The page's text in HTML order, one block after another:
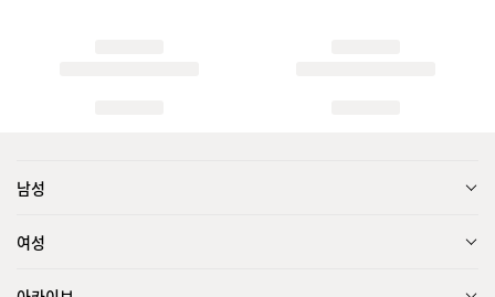
남성
여성